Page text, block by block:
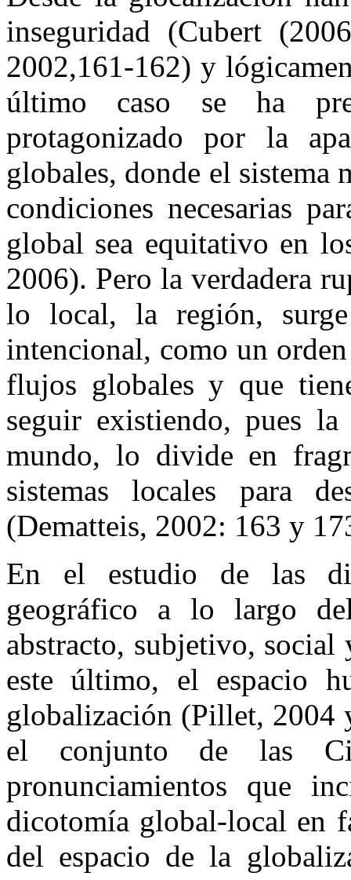
inseguridad (Cubert
2002,161-162) y
último caso se ha
protagonizado por la
globales, donde el sistema
condiciones necesarias
global sea equitativo en
2006). Pero la verdadera
lo local, la región,
intencional, como un
flujos globales y que
seguir existiendo, pues
mundo, lo divide en
sistemas locales para
(Dematteis, 2002: 163 y
En el estudio de las
geográfico a lo largo
abstracto, subjetivo, social
este último, el espacio
globalización (Pillet, 2004
el conjunto de las
pronunciamientos que
dicotomía global-local en
del espacio de la